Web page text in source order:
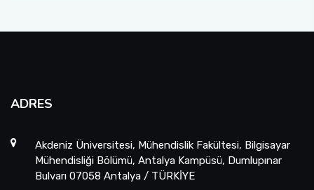
ADRES
Akdeniz Üniversitesi, Mühendislik Fakültesi, Bilgisayar
Mühendisliği Bölümü, Antalya Kampüsü, Dumlupınar
Bulvarı 07058 Antalya / TÜRKİYE